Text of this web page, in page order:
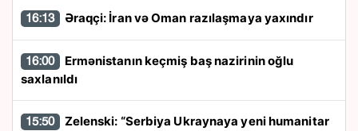
16:13 Əraqçi: İran və Oman razılaşmaya yaxındır
16:00
saxlanıldı
15:50